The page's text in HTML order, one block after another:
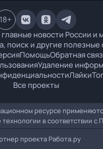
новости России и
поиск и другие полезные
ПомощьОбратная
Удаление
Лайки
Все проекты
18+
ресурсе
в соответствии с
проекта Работа.ру